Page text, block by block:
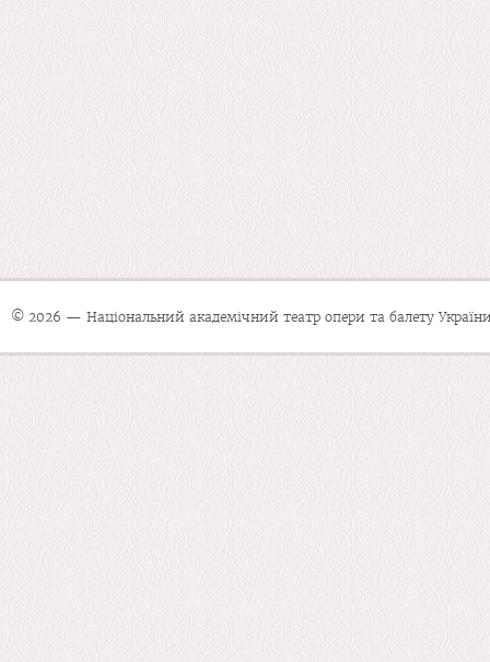
© 2026 — Національний академічний театр опери та балету